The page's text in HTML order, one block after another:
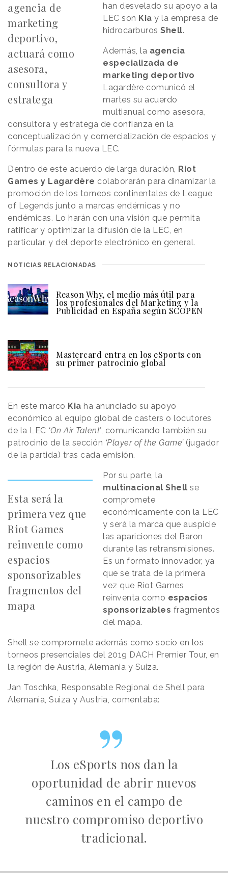
agencia de
marketing
deportivo,
actuará como
asesora,
consultora y
estratega
han desvelado su apoyo a la
LEC son Kia y la empresa de
hidrocarburosShell.
Además, la agencia
especializada de
marketing deportivo
Lagardère comunicó el
martes su acuerdo
multianual como asesora,
consultora y estratega de confianza en la
conceptualización y comercialización de espacios y
fórmulas para la nueva LEC.
Dentro de este acuerdo de larga duración, Riot
Games y Lagardère colaborarán para dinamizar la
promoción de los torneos continentales de League
of Legends junto a marcas endémicas y no
endémicas. Lo harán con una visión que permita
ratificar y optimizar la difusión de la LEC, en
particular, y del deporte electrónico en general.
NOTICIAS RELACIONADAS
Reason Why, el medio más útil para
los profesionales del Marketing y la
Publicidad en España según SCOPEN
Mastercard entra en los eSports con
su primer patrocinio global
En este marco Kia ha anunciado su apoyo
económico al equipo global de casters o locutores
de la LEC ‘On Air Talent’, comunicando también su
patrocinio de la sección ‘Player of the Game’(jugador
de la partida) tras cada emisión.
Esta será la
primera vez que
Riot Games
reinvente como
espacios
sponsorizables
fragmentos del
mapa
Por su parte, la
multinacional Shell se
compromete
económicamente con la LEC
y será la marca que auspicie
las apariciones del Baron
durante las retransmisiones.
Es un formato innovador, ya
que se trata de la primera
vez que Riot Games
reinventa como espacios
sponsorizables fragmentos
del mapa.
Shell se compromete además como socio en los
torneos presenciales del 2019 DACH Premier Tour, en
la región de Austria, Alemania y Suiza.
Jan Toschka, Responsable Regional de Shell para
Alemania, Suiza y Austria, comentaba:
Los eSports nos dan la
oportunidad de abrir nuevos
caminos en el campo de
nuestro compromiso deportivo
tradicional.